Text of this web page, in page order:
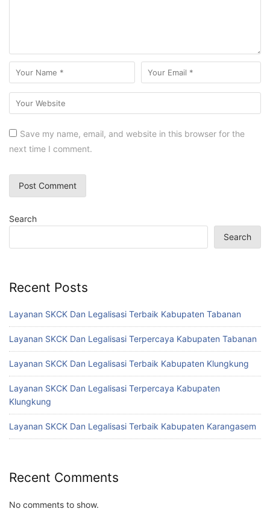
Save my name, email, and website in this browser for the
next time I comment.
Search
Search
Recent Posts
Layanan SKCK Dan Legalisasi Terbaik Kabupaten Tabanan
Layanan SKCK Dan Legalisasi Terpercaya Kabupaten Tabanan
Layanan SKCK Dan Legalisasi Terbaik Kabupaten Klungkung
Layanan SKCK Dan Legalisasi Terpercaya Kabupaten
Klungkung
Layanan SKCK Dan Legalisasi Terbaik Kabupaten Karangasem
Recent Comments
No comments to show.